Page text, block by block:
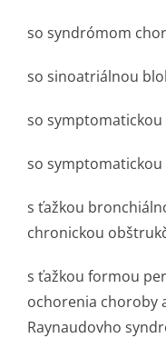
so syndrómom
so sinoatriálnou
so
so
s ťažkou
chronickou
s ťažkou formou
ochorenia choroby
Raynaudovho